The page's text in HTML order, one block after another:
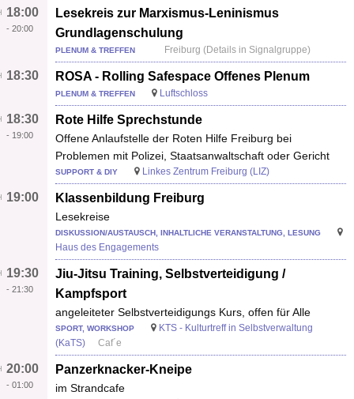
Lesekreis zur Marxismus-Leninismus
Grundlagenschulung
18:00
- 20:00
PLENUM & TREFFEN Freiburg (Details in Signalgruppe)
ROSA - Rolling Safespace Offenes Plenum
18:30
PLENUM & TREFFEN Luftschloss
Rote Hilfe Sprechstunde
Offene Anlaufstelle der Roten Hilfe Freiburg bei
Problemen mit Polizei, Staatsanwaltschaft oder Gericht
18:30
- 19:00
SUPPORT & DIY Linkes Zentrum Freiburg (LIZ)
Klassenbildung Freiburg
Lesekreise
19:00
DISKUSSION/AUSTAUSCH, INHALTLICHE VERANSTALTUNG, LESUNG
Haus des Engagements
Jiu-Jitsu Training, Selbstverteidigung /
Kampfsport
angeleiteter Selbstverteidigungs Kurs, offen für Alle
19:30
- 21:30
SPORT, WORKSHOP
KTS - Kulturtreff in Selbstverwaltung
(KaTS)
Caf´e
Panzerknacker-Kneipe
im Strandcafe
20:00
- 01:00